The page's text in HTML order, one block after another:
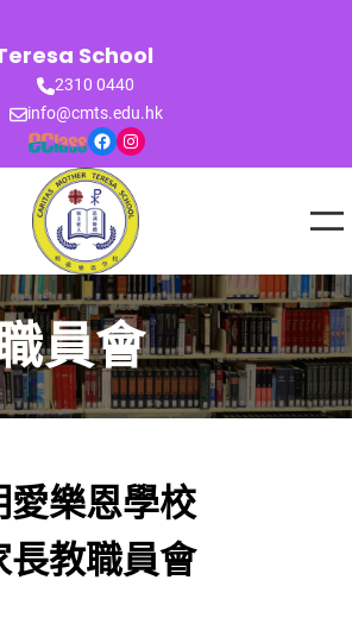
School
2310 0440
info@cmts.edu.hk
Facebook Instagram
員會
愛樂恩學校
長教職員會